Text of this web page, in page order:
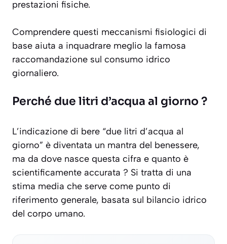
prestazioni fisiche.
Comprendere questi meccanismi fisiologici di
base aiuta a inquadrare meglio la famosa
raccomandazione sul consumo idrico
giornaliero.
Perché due litri d’acqua al giorno ?
L’indicazione di bere “due litri d’acqua al
giorno” è diventata un mantra del benessere,
ma da dove nasce questa cifra e quanto è
scientificamente accurata ? Si tratta di una
stima media che serve come punto di
riferimento generale, basata sul bilancio idrico
del corpo umano.